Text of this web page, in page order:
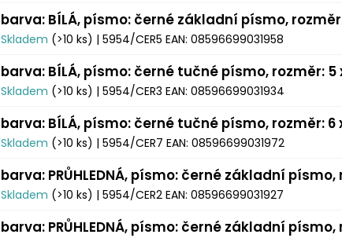
barva: BÍLÁ, písmo: černé základní písmo,
Skladem (>10 ks) | 5954/CER5 EAN: 08596699031958
barva: BÍLÁ, písmo: černé tučné písmo, rozměr: 5
Skladem (>10 ks) | 5954/CER3 EAN: 08596699031934
barva: BÍLÁ, písmo: černé tučné písmo, rozměr: 6
Skladem (>10 ks) | 5954/CER7 EAN: 08596699031972
barva: PRŮHLEDNÁ, písmo: černé základní
Skladem (>10 ks) | 5954/CER2 EAN: 08596699031927
barva: PRŮHLEDNÁ, písmo: černé základní písmo,